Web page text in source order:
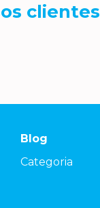
clientes
Blog
Categoria